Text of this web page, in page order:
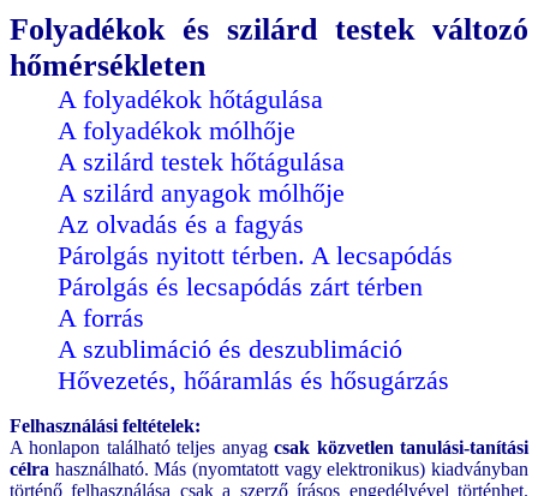
Folyadékok és szilárd testek változó
hőmérsékleten
A folyadékok hőtágulása
A folyadékok mólhője
A szilárd testek hőtágulása
A szilárd anyagok mólhője
Az olvadás és a fagyás
Párolgás nyitott térben. A lecsapódás
Párolgás és lecsapódás zárt térben
A forrás
A szublimáció és deszublimáció
Hővezetés, hőáramlás és hősugárzás
Felhasználási feltételek:
A honlapon található teljes anyagcsak közvetlen tanulási-tanítási
célra használható. Más (nyomtatott vagy elektronikus) kiadványban
történő felhasználása csak a szerző írásos engedélyével történhet.